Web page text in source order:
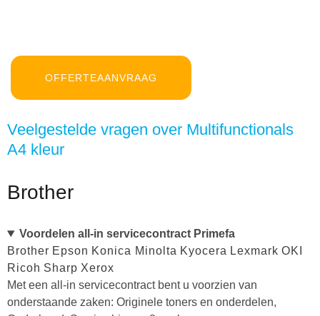
OFFERTEAANVRAAG
Veelgestelde vragen over Multifunctionals
A4 kleur
Brother
Voordelen all-in servicecontract Primefa
Brother Epson Konica Minolta Kyocera Lexmark OKI
Ricoh Sharp Xerox
Met een all-in servicecontract bent u voorzien van
onderstaande zaken: Originele toners en onderdelen,